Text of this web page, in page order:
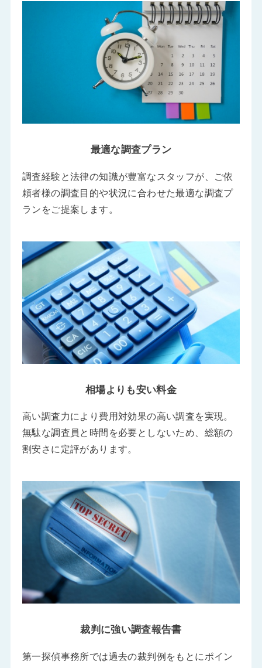
最適な調査プラン
調査経験と法律の知識が豊富なスタッフが、ご依
頼者様の調査目的や状況に合わせた最適な調査プ
ランをご提案します。
相場よりも安い料金
高い調査力により費用対効果の高い調査を実現。
無駄な調査員と時間を必要としないため、総額の
割安さに定評があります。
裁判に強い調査報告書
第一探偵事務所では過去の裁判例をもとにポイン